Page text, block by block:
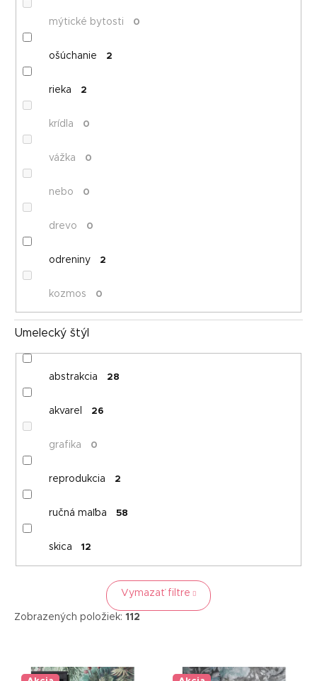
mýtické bytosti 0
ošúchanie 2
rieka 2
krídla 0
vážka 0
nebo 0
drevo 0
odreniny 2
kozmos 0
Umelecký štýl
abstrakcia 28
akvarel 26
grafika 0
reprodukcia 2
ručná maľba 58
skica 12
Vymazať filtre
Zobrazených položiek: 112